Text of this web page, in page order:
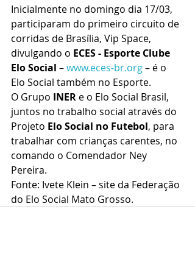
Inicialmente no domingo dia 17/03,
participaram do primeiro circuito de
corridas de Brasília, Vip Space,
divulgando o ECES - Esporte Clube
Elo Social – www.eces-br.org – é o
Elo Social também no Esporte.
O Grupo INER e o Elo Social Brasil,
juntos no trabalho social através do
Projeto Elo Social no Futebol, para
trabalhar com crianças carentes, no
comando o Comendador Ney
Pereira.
Fonte: Ivete Klein – site da Federação
do Elo Social Mato Grosso.